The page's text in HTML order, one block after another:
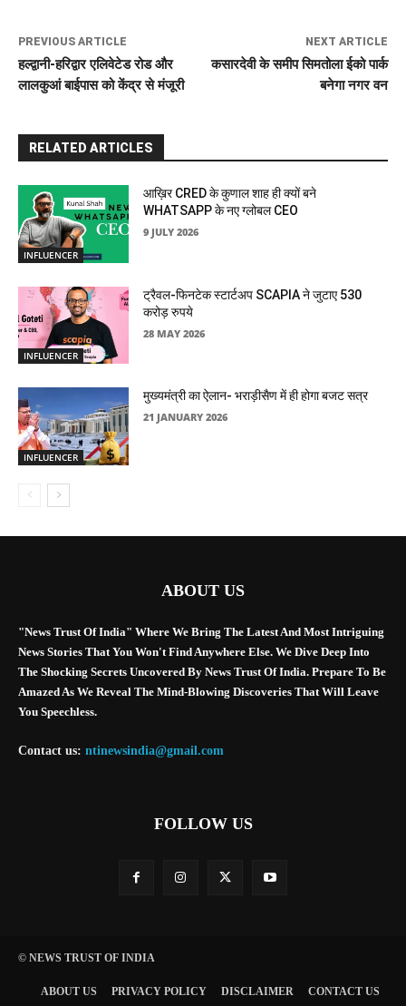
PREVIOUS ARTICLE
हल्द्वानी-हरिद्वार एलिवेटेड रोड और
लालकुआं बाईपास को केंद्र से मंजूरी
NEXT ARTICLE
कसारदेवी के समीप सिमतोला ईको पार्क
बनेगा नगर वन
RELATED ARTICLES
INFLUENCER
आख़िर CRED के कुणाल शाह ही क्यों बने
WHATSAPP के नए ग्लोबल CEO
9 JULY 2026
INFLUENCER
ट्रैवल-फिनटेक स्टार्टअप SCAPIA ने जुटाए 530
करोड़ रुपये
28 MAY 2026
INFLUENCER
मुख्यमंत्री का ऐलान- भराड़ीसैण में ही होगा बजट सत्र
21 JANUARY 2026
ABOUT US
"News Trust Of India" Where We Bring The Latest And Most Intriguing
News Stories That You Won't Find Anywhere Else. We Dive Deep Into
The Shocking Secrets Uncovered By News Trust Of India. Prepare To Be
Amazed As We Reveal The Mind-Blowing Discoveries That Will Leave
You Speechless.
Contact us: ntinewsindia@gmail.com
FOLLOW US
© NEWS TRUST OF INDIA
ABOUT US PRIVACY POLICY DISCLAIMER CONTACT US